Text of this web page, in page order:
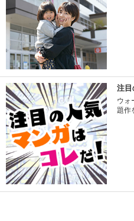
注目
ウォ
題作